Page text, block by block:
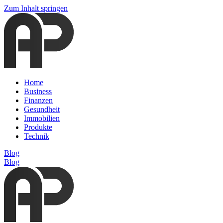
Zum Inhalt springen
Home
Business
Finanzen
Gesundheit
Immobilien
Produkte
Technik
Blog
Blog